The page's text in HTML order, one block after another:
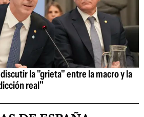
discutir la "grieta" entre la macro y la
real"